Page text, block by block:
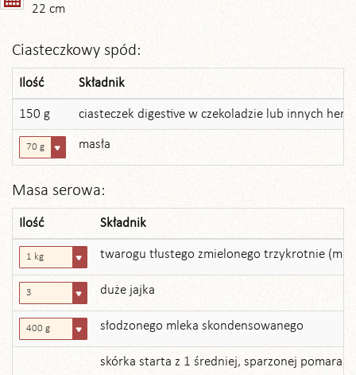
22 cm
Ciasteczkowy spód:
Ilość Składnik
150 g ciasteczek digestive w czekoladzie lub innych
70 g masła
Masa serowa:
Ilość Składnik
1 kg twarogu tłustego zmielonego trzykrotnie
3 duże jajka
400 g słodzonego mleka skondensowanego
skórka starta z 1 średniej, sparzonej